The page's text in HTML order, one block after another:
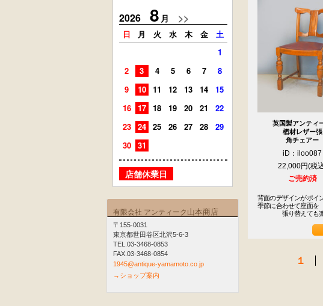
英国製アンティ
楢材レザー張
角チェアー
iD：iloo087
22,000円
ご売約済
背面のデザインがポイ
季節に合わせて座面を
張り替えても楽
１
2026 8 月 >>
日 月 火 水 木 金
土
1
2
3 4 5 6 7
8
9
10 11 12 13 14
15
16
17 18 19 20 21
22
23
24 25 26 27 28
29
30
31
店舗休業日
<<
水 木
1
2 3
7 8 9
15 16 17 18
29 30
店舗休業日
有限会社 アンティーク 山本商店
〒155-0031
東京都世田谷区北沢5-6-3
TEL.03-3468-0853
FAX.03-3468-0854
1945@antique-yamamoto.co.jp
→ショップ案内